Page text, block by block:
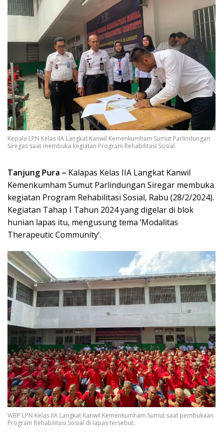
Kepala LPN Kelas IIA Langkat Kanwil Kemenkumham Sumut Parlindungan
Siregas saat membuka kegiatan Program Rehabilitasi Sosial.
Tanjung Pura – Kalapas Kelas IIA Langkat Kanwil
Kemenkumham Sumut Parlindungan Siregar membuka
kegiatan Program Rehabilitasi Sosial, Rabu (28/2/2024).
Kegiatan Tahap I Tahun 2024 yang digelar di blok
hunian lapas itu, mengusung tema ‘Modalitas
Therapeutic Community’.
WBP LPN Kelas IIA Langkat Kanwil Kemenkumham Sumut saat pembukaan
Program Rehabilitasi Sosial di lapas tersebut.